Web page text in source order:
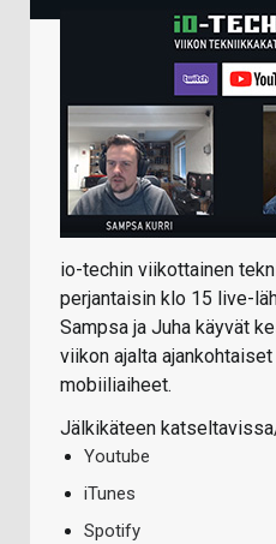
io-techin viikottainen
perjantaisin klo 15 live-
Sampsa ja Juha käyvät
viikon ajalta
mobiiliaiheet.
Jälkikäteen
Youtube
iTunes
Spotify